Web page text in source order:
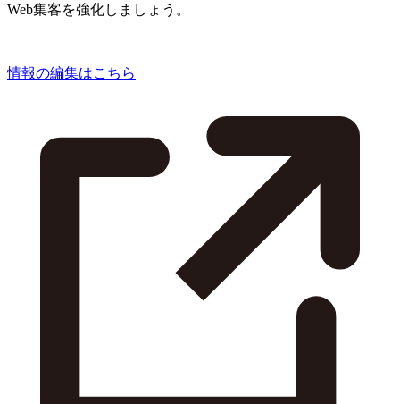
Web集客を強化しましょう。
情報の編集はこちら